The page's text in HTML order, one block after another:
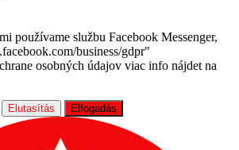
používame službu Facebook Messenger,
business/gdpr"
osobných údajov viac info nájdet na
Elutasítás Elfogadás